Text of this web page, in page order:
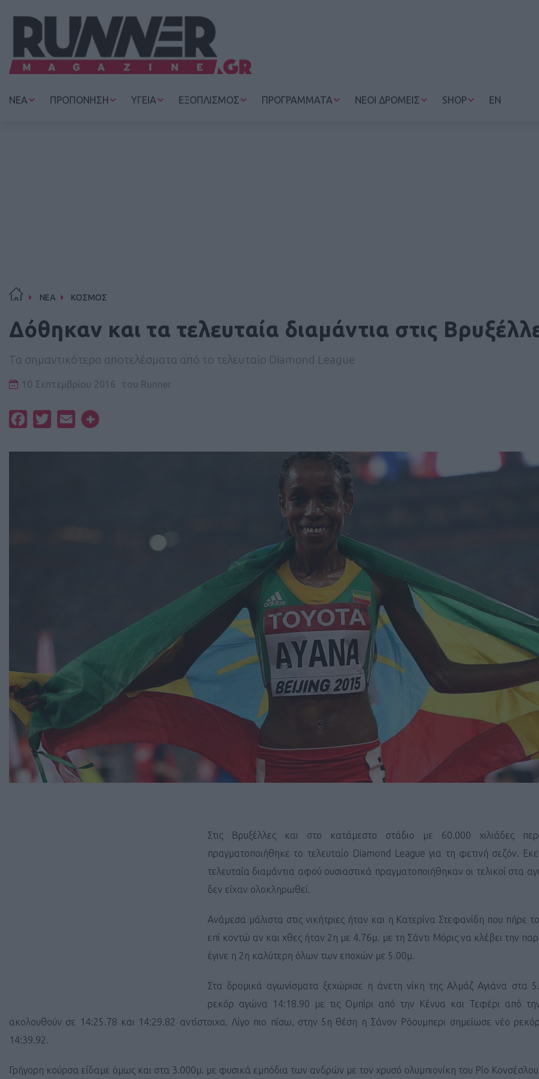
ΝΕΑ ΠΡΟΠΟΝΗΣΗ ΥΓΕΙΑ ΕΞΟΠΛΙΣΜΟΣ ΠΡΟΓΡΑΜΜΑΤΑ ΝΕΟΙ ΔΡΟΜΕΙΣ SHOP EN
ΝΕΑ ΚΟΣΜΟΣ
Δόθηκαν και τα τελευταία διαμάντια στις
Τα σημαντικότερα αποτελέσματα από το τελευταίο Diamond League
10 Σεπτεμβρίου 2016 του Runner
FacebookTwitterEmail
Στις Βρυξέλλες και στο κατάμεστο στάδιο με 60.000 χιλιάδες
πραγματοποιήθηκε το τελευταίο Diamond League για τη φετινή σεζόν.
τελευταία διαμάντια αφού ουσιαστικά πραγματοποιήθηκαν οι τελικοί στα
δεν είχαν ολοκληρωθεί.
Ανάμεσα μάλιστα στις νικήτριες ήταν και η Κατερίνα Στεφανίδη που πήρε
επί κοντώ αν και χθες ήταν 2η με 4.76μ. με τη Σάντι Μόρις να κλέβει την
έγινε η 2η καλύτερη όλων των εποχών με 5.00μ.
Στα δρομικά αγωνίσματα ξεχώρισε η άνετη νίκη της Αλμάζ Αγιάνα στα
ρεκόρ αγώνα 14:18.90 με τις Ομπίρι από την Κένυα και Τεφέρι από
ακολουθούν σε 14:25.78 και 14:29.82 αντίστοιχα. Λίγο πιο πίσω, στην 5η θέση η Σάνον Ρόουμπερι σημείωσε νέο
14:39.92.
Γρήγορη κούρσα είδαμε όμως και στα 3.000μ. με φυσικά εμπόδια των ανδρών με τον χρυσό ολυμπιονίκη του Ρίο